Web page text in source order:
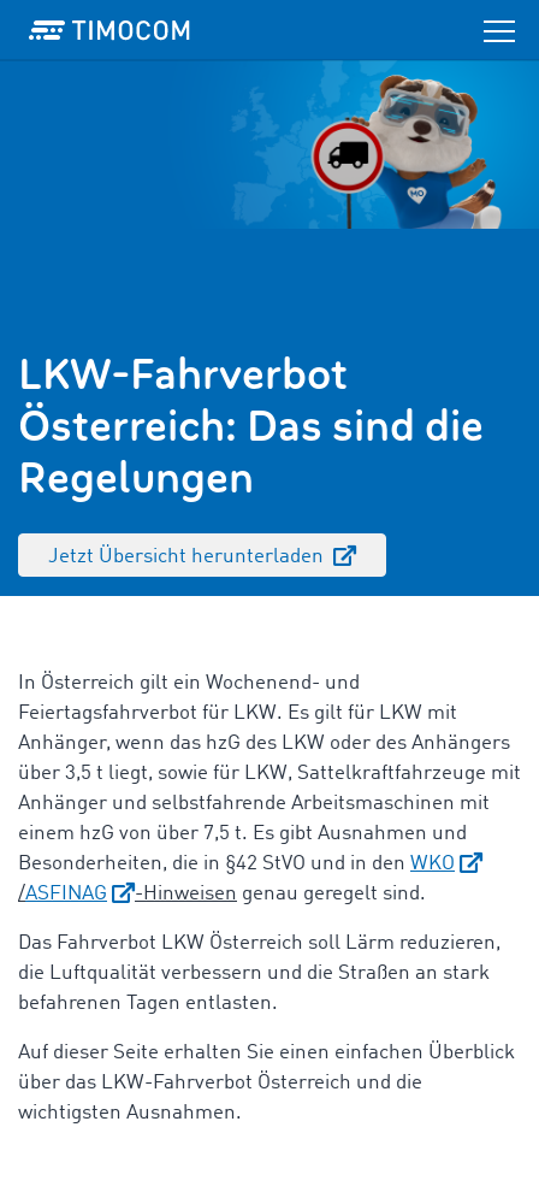
LKW-Fahrverbot
Österreich: Das sind die
Regelungen
Jetzt Übersicht herunterladen
In Österreich gilt ein Wochenend- und
Feiertagsfahrverbot für LKW. Es gilt für LKW mit
Anhänger, wenn das hzG des LKW oder des Anhängers
über 3,5 t liegt, sowie für LKW, Sattelkraftfahrzeuge mit
Anhänger und selbstfahrende Arbeitsmaschinen mit
einem hzG von über 7,5 t. Es gibt Ausnahmen und
Besonderheiten, die in §42 StVO und in den WKO
/ASFINAG -Hinweisen genau geregelt sind.
Das Fahrverbot LKW Österreich soll Lärm reduzieren,
die Luftqualität verbessern und die Straßen an stark
befahrenen Tagen entlasten.
Auf dieser Seite erhalten Sie einen einfachen Überblick
über das LKW-Fahrverbot Österreich und die
wichtigsten Ausnahmen.